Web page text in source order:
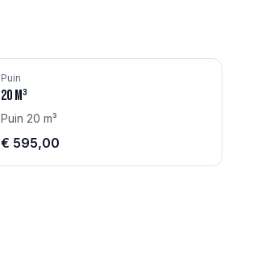
Puin
20m³
Puin 20 m³
€ 595,00